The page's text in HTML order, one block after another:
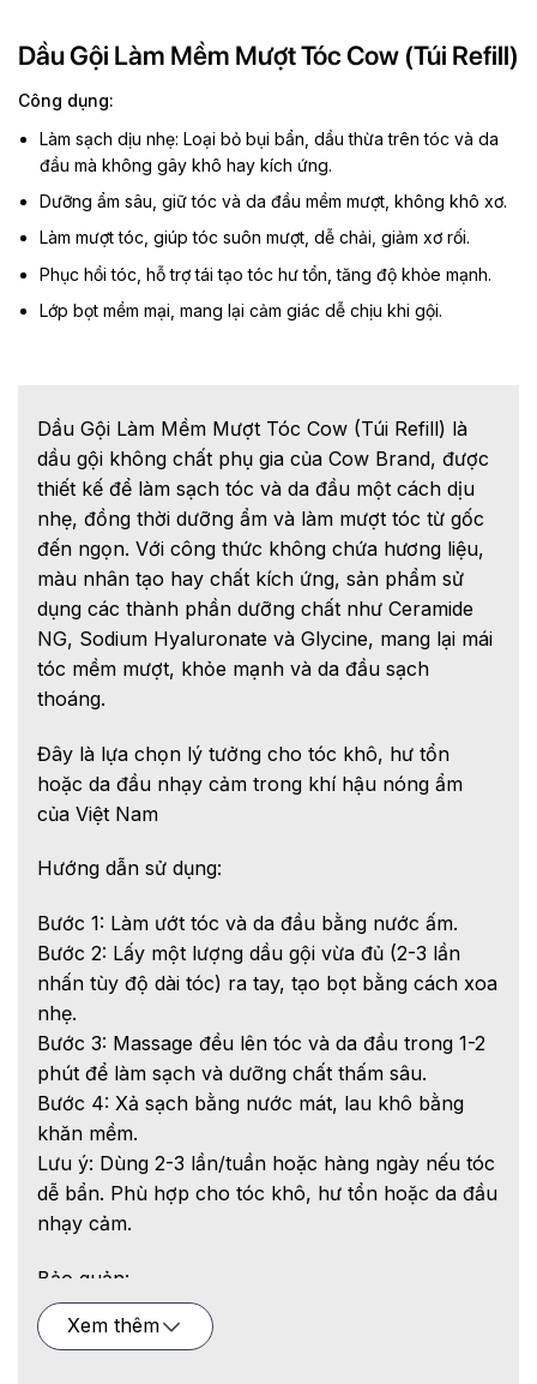
Dầu Gội Làm Mềm Mượt Tóc Cow (Túi Refill)
Công dụng:
Làm sạch dịu nhẹ: Loại bỏ bụi bẩn, dầu thừa trên tóc và da
đầu mà không gây khô hay kích ứng.
Dưỡng ẩm sâu, giữ tóc và da đầu mềm mượt, không khô xơ.
Làm mượt tóc, giúp tóc suôn mượt, dễ chải, giảm xơ rối.
Phục hồi tóc, hỗ trợ tái tạo tóc hư tổn, tăng độ khỏe mạnh.
Lớp bọt mềm mại, mang lại cảm giác dễ chịu khi gội.
Dầu Gội Làm Mềm Mượt Tóc Cow (Túi Refill) là
dầu gội không chất phụ gia của Cow Brand, được
thiết kế để làm sạch tóc và da đầu một cách dịu
nhẹ, đồng thời dưỡng ẩm và làm mượt tóc từ gốc
đến ngọn. Với công thức không chứa hương liệu,
màu nhân tạo hay chất kích ứng, sản phẩm sử
dụng các thành phần dưỡng chất như Ceramide
NG, Sodium Hyaluronate và Glycine, mang lại mái
tóc mềm mượt, khỏe mạnh và da đầu sạch
thoáng.
Đây là lựa chọn lý tưởng cho tóc khô, hư tổn
hoặc da đầu nhạy cảm trong khí hậu nóng ẩm
của Việt Nam
Hướng dẫn sử dụng:
Bước 1: Làm ướt tóc và da đầu bằng nước ấm.
Bước 2: Lấy một lượng dầu gội vừa đủ (2-3 lần
nhấn tùy độ dài tóc) ra tay, tạo bọt bằng cách xoa
nhẹ.
Bước 3: Massage đều lên tóc và da đầu trong 1-2
phút để làm sạch và dưỡng chất thấm sâu.
Bước 4: Xả sạch bằng nước mát, lau khô bằng
khăn mềm.
Lưu ý: Dùng 2-3 lần/tuần hoặc hàng ngày nếu tóc
dễ bẩn. Phù hợp cho tóc khô, hư tổn hoặc da đầu
nhạy cảm.
Bảo quản:
Để xa tầm tay trẻ sơ sinh và trẻ nhỏ.
Xem thêm